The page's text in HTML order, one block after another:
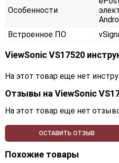
Особенности
Встроенное ПО
ViewSonic VS17520
На этот товар еще нет
Отзывы на ViewSonic
На этот товар еще нет
ОСТАВИТЬ ОТЗЫВ
Похожие товары